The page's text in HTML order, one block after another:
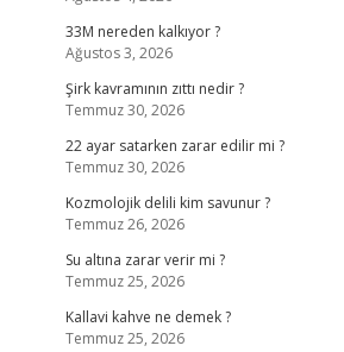
33M nereden kalkıyor ?
Ağustos 3, 2026
Şirk kavramının zıttı nedir ?
Temmuz 30, 2026
22 ayar satarken zarar edilir mi ?
Temmuz 30, 2026
Kozmolojik delili kim savunur ?
Temmuz 26, 2026
Su altına zarar verir mi ?
Temmuz 25, 2026
Kallavi kahve ne demek ?
Temmuz 25, 2026